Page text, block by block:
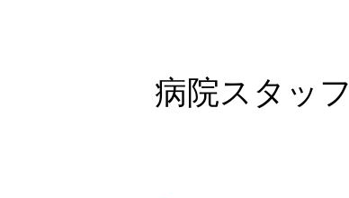
病院スタッフ